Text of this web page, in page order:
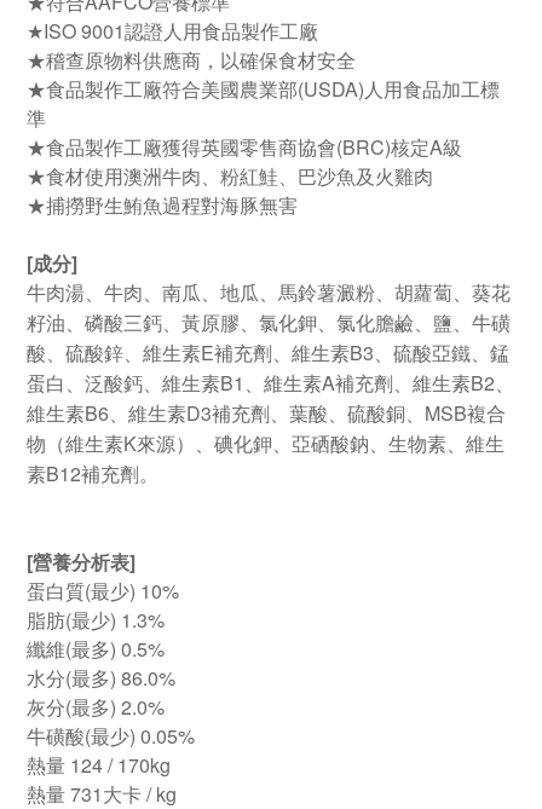
★ISO 9001認證人用食品製作工廠
★稽查原物料供應商，以確保食材安全
★食品製作工廠符合美國農業部(USDA)人用食品加工標
準
★食品製作工廠獲得英國零售商協會(BRC)核定A級
★食材使用澳洲牛肉、粉紅鮭、巴沙魚及火雞肉
★捕撈野生鮪魚過程對海豚無害
[成分]
牛肉湯、牛肉、南瓜、地瓜、馬鈴薯澱粉、胡蘿蔔、葵花
籽油、磷酸三鈣、黃原膠、氯化鉀、氯化膽鹼、鹽、牛磺
酸、硫酸鋅、維生素E補充劑、維生素B3 、硫酸亞鐵、錳
蛋白、泛酸鈣、維生素B1 、維生素A補充劑、維生素B2
維生素B6 、維生素D3補充劑、葉酸、硫酸銅、 MSB複合
物（維生素K來源）、碘化鉀、亞硒酸鈉、生物素、維生
素B12補充劑。
[營養分析表]
蛋白質(最少) 10%
脂肪(最少) 1.3%
纖維(最多) 0.5%
水分(最多) 86.0%
灰分(最多) 2.0%
牛磺酸(最少) 0.05%
熱量 124 / 170kg
熱量 731大卡 / kg